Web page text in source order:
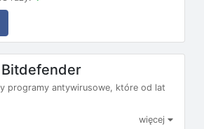
programy antywirusowe, które od lat
więcej